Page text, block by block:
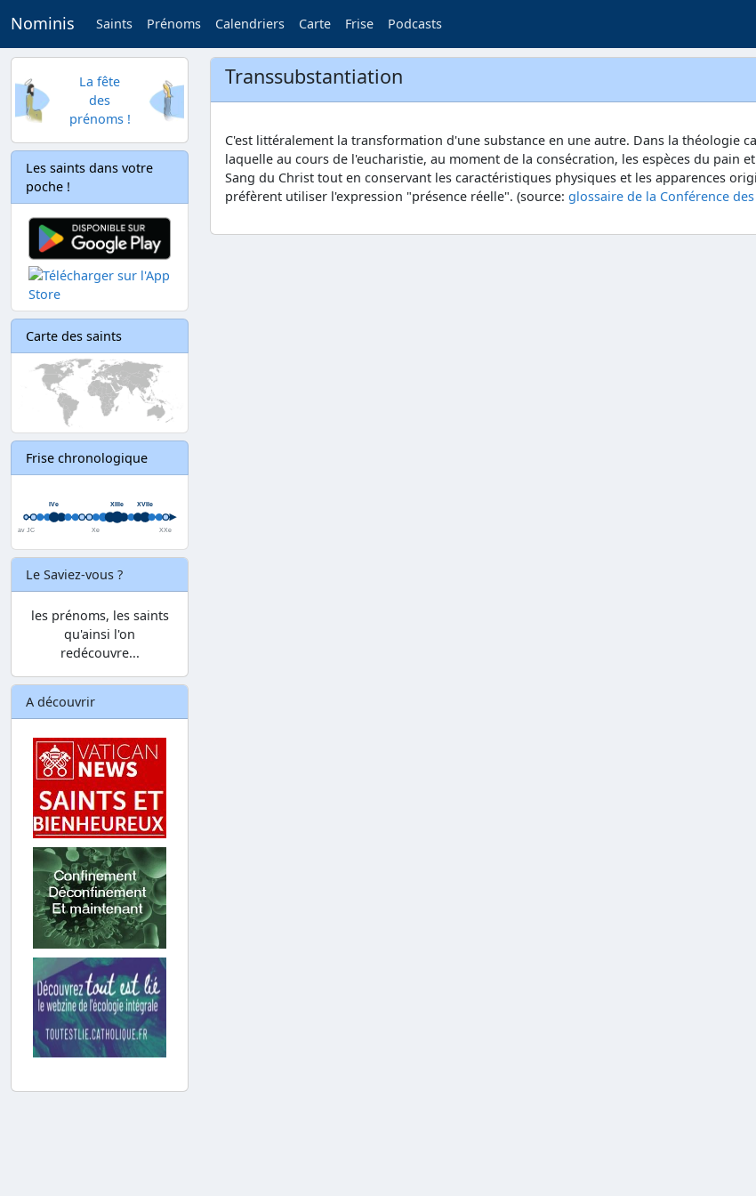
Nominis Saints Prénoms Calendriers Carte Frise Podcasts
La fête
des
prénoms !
Les saints dans votre
poche !
Carte des saints
Frise chronologique
Le Saviez-vous ?
les prénoms, les saints
qu'ainsi l'on
redécouvre...
A découvrir
Transsubstantiation
C'est littéralement la transformation d'une substance en une autre. Dans la théologie
laquelle au cours de l'eucharistie, au moment de la consécration, les espèces du pain
Sang du Christ tout en conservant les caractéristiques physiques et les apparences
préfèrent utiliser l'expression "présence réelle". (source: glossaire de la Conférence